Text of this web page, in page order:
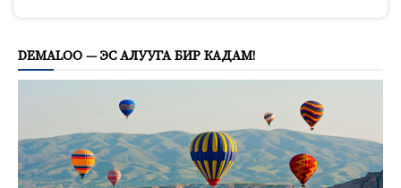
DEMALOO — ЭС АЛУУГА БИР КАДАМ!